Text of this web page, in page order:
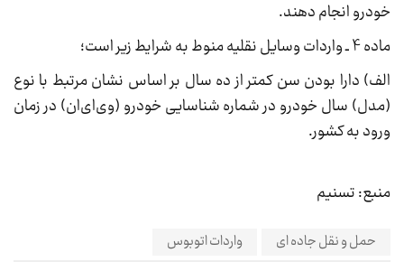
خودرو انجام دهند.
ماده 4 ـ واردات وسایل نقلیه منوط به شرایط زیر است؛
الف) دارا بودن سن کمتر از ده سال بر اساس نشان مرتبط با نوع
(مدل) سال خودرو در شماره شناسایی خودرو (وی‌ای‌ان) در زمان
ورود به کشور.
منبع: تسنیم
حمل و نقل جاده ای واردات اتوبوس